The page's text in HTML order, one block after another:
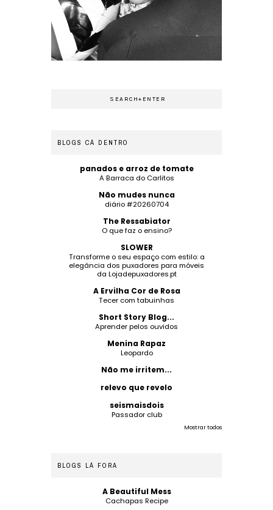
BLOGS CÁ DENTRO
panados e arroz de tomate
A Barraca do Carlitos
Não mudes nunca
diário #20260704
The Ressabiator
O que faz o ensino?
SLOWER
Transforme o seu espaço com estilo: a
elegância dos puxadores para móveis
da Lojadepuxadores.pt
A Ervilha Cor de Rosa
Tecer com tabuinhas
Short Story Blog...
Aprender pelos ouvidos
Menina Rapaz
Leopardo
Não me irritem...
relevo que revelo
seismaisdois
Passador club
Mostrar todos
BLOGS LÁ FORA
A Beautiful Mess
Cachapas Recipe